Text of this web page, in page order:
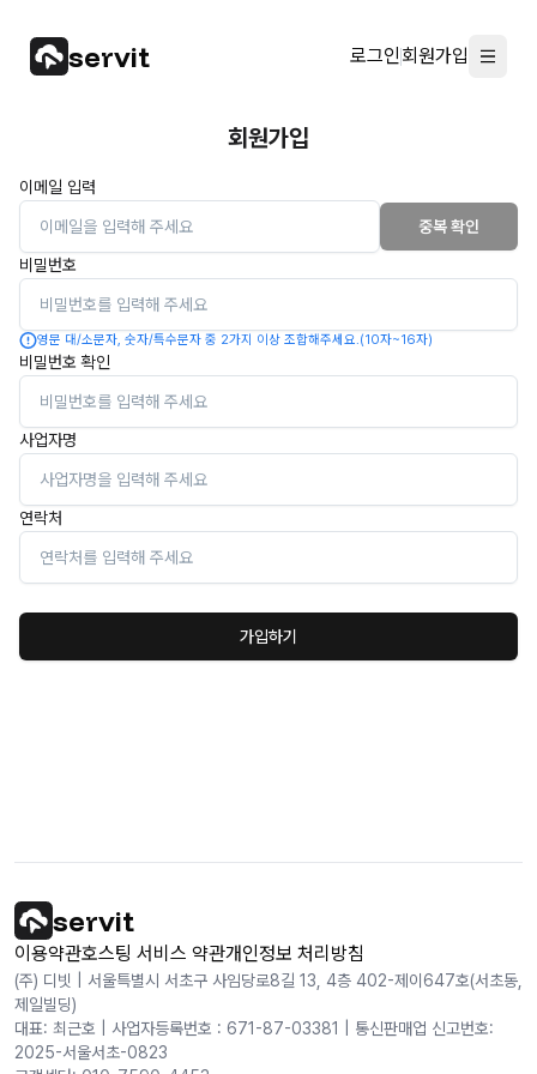
Company logo
servit 로그인 회원가입
회원가입
이메일 입력
중복 확인
비밀번호
영문 대/소문자, 숫자/특수문자 중 2가지 이상 조합해주세요.(10자~16자)
비밀번호 확인
사업자명
연락처
가입하기
servit
이용약관호스팅 서비스 약관개인정보 처리방침
(주) 디빗 | 서울특별시 서초구 사임당로8길 13, 4층 402-제이647호(서초동,
제일빌딩)
대표: 최근호 | 사업자등록번호 : 671-87-03381 | 통신판매업 신고번호:
2025-서울서초-0823